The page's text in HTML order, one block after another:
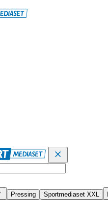
Pressing Sportmediaset XXL